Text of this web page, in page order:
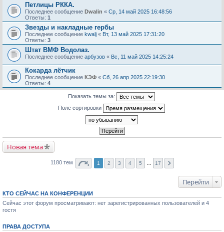
Петлицы РККА.
Последнее сообщение Dwalin « Ср, 14 май 2025 16:48:56
Ответы: 1
Звезды и накладные гербы
Последнее сообщение kwalj « Вт, 13 май 2025 17:31:20
Ответы: 3
Штат ВМФ Водолаз.
Последнее сообщение арбузов « Вс, 11 май 2025 14:25:24
Кокарда лётчик
Последнее сообщение КЭФ « Сб, 26 апр 2025 22:19:30
Ответы: 4
Показать темы за:
Поле сортировки
Новая тема
1180 тем 1 2 3 4 5 17
Перейти
КТО СЕЙЧАС НА КОНФЕРЕНЦИИ
Сейчас этот форум просматривают: нет зарегистрированных пользователей и 4
гостя
ПРАВА ДОСТУПА